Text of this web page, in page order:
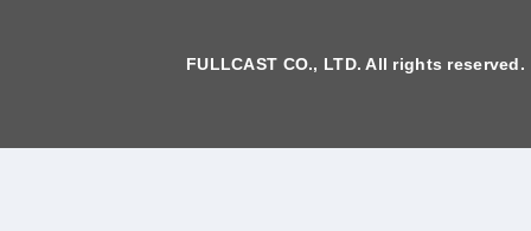
FULLCAST CO., LTD. All rights reserved.